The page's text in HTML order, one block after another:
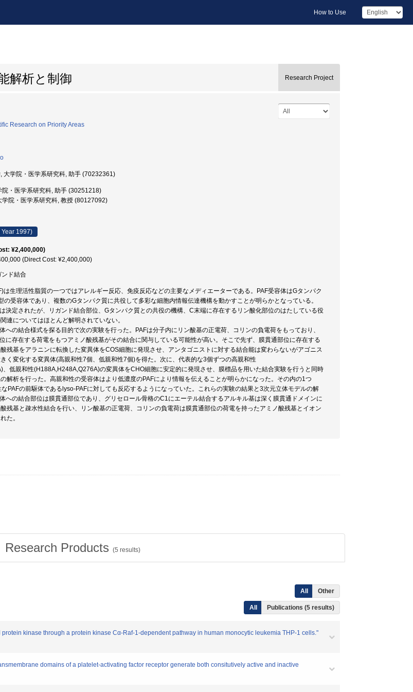
How to Use
解析と制御 Research Project
Research on Priority Areas
大学院・医学系研究科, 助手 (70232361)
院・医学系研究科, 助手 (30251218)
学院・医学系研究科, 教授 (80127092)
1997)
¥2,400,000)
(Direct Cost: ¥2,400,000)
ンド結合
は生理活性脂質の一つではアレルギー反応、免疫反応などの主要なメディエーターである。PAF受容体はGタンパク
の受容体であり、複数のGタンパク質に共役して多彩な細胞内情報伝達機構を動かすことが明らかとなっている。
決定されたが、リガンド結合部位、Gタンパク質との共役の機構、C末端に存在するリン酸化部位のはたしている役
連についてはほとんど解明されていない。
への結合様式を探る目的で次の実験を行った。PAFは分子内にリン酸基の正電荷、コリンの負電荷をもっており、
に存在する荷電をもつアミノ酸残基がその結合に関与している可能性が高い。そこで先ず、膜貫通部位に存在する
残基をアラニンに転換した変異体をCOS細胞に発現させ、アンタゴニストに対する結合能は変わらないがアゴニス
く変化する変異体(高親和性7個、低親和性7個)を得た。次に、代表的な3個ずつの高親和性
低親和性(H188A,H248A,Q276A)の変異体をCHO細胞に安定的に発現させ、膜標品を用いた結合実験を行うと同時
解析を行った。高親和性の受容体はより低濃度のPAFにより情報を伝えることが明らかになった。その内の1つ
PAFの前駆体であるlyso-PAFに対しても反応するようになっていた。これらの実験の結果と3次元立体モデルの解
への結合部位は膜貫通部位であり、グリセロール骨格のC1にエーテル結合するアルキル基は深く膜貫通ドメインに
残基と疎水性結合を行い、リン酸基の正電荷、コリンの負電荷は膜貫通部位の荷電を持ったアミノ酸残基とイオン
た。
Research Products (5 results)
All Other
All Publications (5 results)
kinase through a protein kinase Cα-Raf-1-dependent pathway in human monocytic leukemia THP-1 cells."
domains of a platelet-activating factor receptor generate both consitutively active and inactive